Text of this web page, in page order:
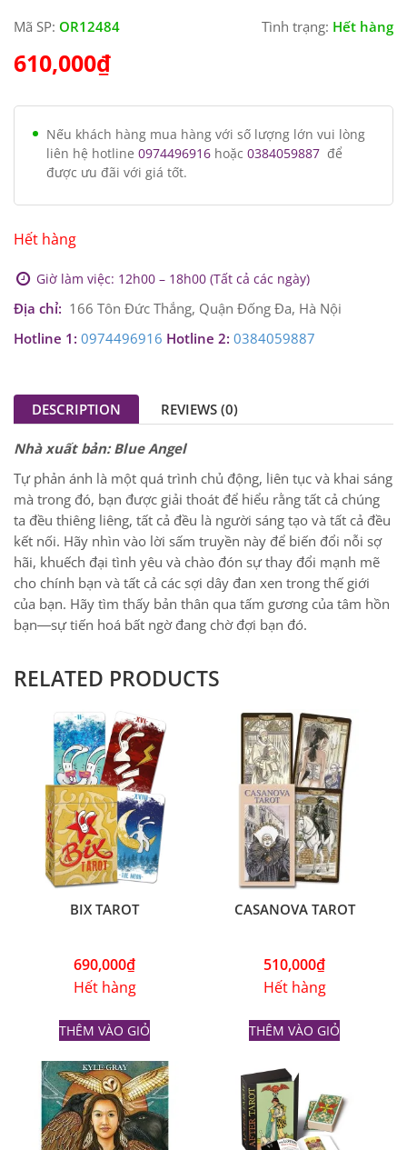
Mã SP: OR12484 Tình trạng: Hết hàng
610,000₫
Nếu khách hàng mua hàng với số lượng lớn vui lòng
liên hệ hotline 0974496916 hoặc 0384059887 để
được ưu đãi với giá tốt.
Hết hàng
Giờ làm việc: 12h00 – 18h00 (Tất cả các ngày)
Địa chỉ: 166 Tôn Đức Thắng, Quận Đống Đa, Hà Nội
Hotline 1: 0974496916 Hotline 2: 0384059887
DESCRIPTION REVIEWS (0)
Nhà xuất bản: Blue Angel
Tự phản ánh là một quá trình chủ động, liên tục và khai sáng
mà trong đó, bạn được giải thoát để hiểu rằng tất cả chúng
ta đều thiêng liêng, tất cả đều là người sáng tạo và tất cả đều
kết nối. Hãy nhìn vào lời sấm truyền này để biến đổi nỗi sợ
hãi, khuếch đại tình yêu và chào đón sự thay đổi mạnh mẽ
cho chính bạn và tất cả các sợi dây đan xen trong thế giới
của bạn. Hãy tìm thấy bản thân qua tấm gương của tâm hồn
bạn―sự tiến hoá bất ngờ đang chờ đợi bạn đó.
RELATED PRODUCTS
BIX TAROT
690,000₫
Hết hàng
THÊM VÀO GIỎ
CASANOVA TAROT
510,000₫
Hết hàng
THÊM VÀO GIỎ